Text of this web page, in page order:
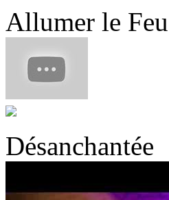
Allumer le Feu
Désanchantée